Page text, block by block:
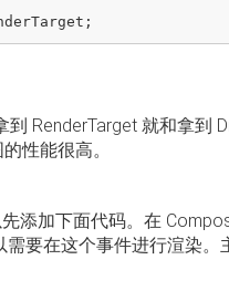
;
RenderTarget 就和拿到
性能很高。
添加下面代码。在
要在这个事件进行渲染